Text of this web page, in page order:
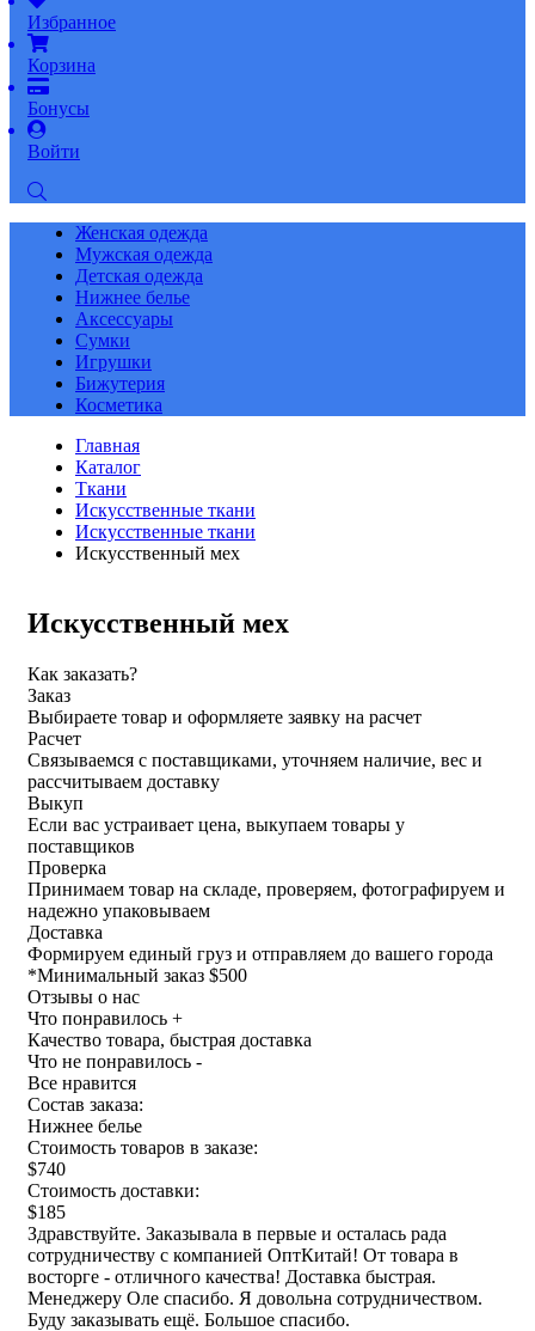
Избранное
Корзина
Бонусы
Войти
Женская одежда
Мужская одежда
Детская одежда
Нижнее белье
Аксессуары
Сумки
Игрушки
Бижутерия
Косметика
Главная
Каталог
Ткани
Искусственные ткани
Искусственные ткани
Искусственный мех
Искусственный мех
Как заказать?
Заказ
Выбираете товар и оформляете заявку на расчет
Расчет
Связываемся с поставщиками, уточняем наличие, вес и
рассчитываем доставку
Выкуп
Если вас устраивает цена, выкупаем товары у
поставщиков
Проверка
Принимаем товар на складе, проверяем, фотографируем и
надежно упаковываем
Доставка
Формируем единый груз и отправляем до вашего города
*Минимальный заказ $500
Отзывы о нас
Что понравилось +
Качество товара, быстрая доставка
Что не понравилось -
Все нравится
Состав заказа:
Нижнее белье
Стоимость товаров в заказе:
$740
Стоимость доставки:
$185
Здравствуйте. Заказывала в первые и осталась рада
сотрудничеству с компанией ОптКитай! От товара в
восторге - отличного качества! Доставка быстрая.
Менеджеру Оле спасибо. Я довольна сотрудничеством.
Буду заказывать ещё. Большое спасибо.